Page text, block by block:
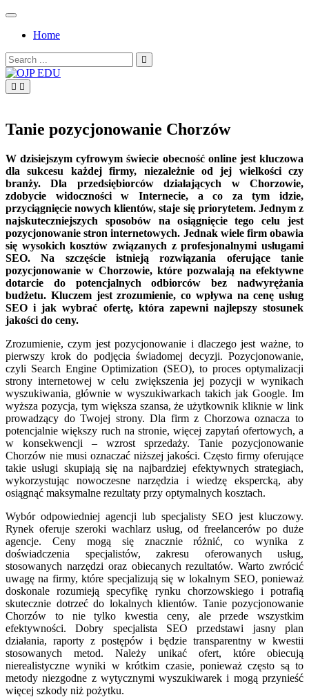
Skip
contentHome
Search
for:
Tanie pozycjonowanie Chorzów
W dzisiejszym cyfrowym świecie obecność online jest kluczowa
dla sukcesu każdej firmy, niezależnie od jej wielkości czy
branży. Dla przedsiębiorców działających w Chorzowie,
zdobycie widoczności w Internecie, a co za tym idzie,
przyciągnięcie nowych klientów, staje się priorytetem. Jednym z
najskuteczniejszych sposobów na osiągnięcie tego celu jest
pozycjonowanie stron internetowych. Jednak wiele firm obawia
się wysokich kosztów związanych z profesjonalnymi usługami
SEO. Na szczęście istnieją rozwiązania oferujące tanie
pozycjonowanie w Chorzowie, które pozwalają na efektywne
dotarcie do potencjalnych odbiorców bez nadwyrężania
budżetu. Kluczem jest zrozumienie, co wpływa na cenę usług
SEO i jak wybrać ofertę, która zapewni najlepszy stosunek
jakości do ceny.
Zrozumienie, czym jest pozycjonowanie i dlaczego jest ważne, to
pierwszy krok do podjęcia świadomej decyzji. Pozycjonowanie,
czyli Search Engine Optimization (SEO), to proces optymalizacji
strony internetowej w celu zwiększenia jej pozycji w wynikach
wyszukiwania, głównie w wyszukiwarkach takich jak Google. Im
wyższa pozycja, tym większa szansa, że użytkownik kliknie w link
prowadzący do Twojej strony. Dla firm z Chorzowa oznacza to
potencjalnie większy ruch na stronie, więcej zapytań ofertowych, a
w konsekwencji – wzrost sprzedaży. Tanie pozycjonowanie
Chorzów nie musi oznaczać niższej jakości. Często firmy oferujące
takie usługi skupiają się na najbardziej efektywnych strategiach,
wykorzystując nowoczesne narzędzia i wiedzę ekspercką, aby
osiągnąć maksymalne rezultaty przy optymalnych kosztach.
Wybór odpowiedniej agencji lub specjalisty SEO jest kluczowy.
Rynek oferuje szeroki wachlarz usług, od freelancerów po duże
agencje. Ceny mogą się znacznie różnić, co wynika z
doświadczenia specjalistów, zakresu oferowanych usług,
stosowanych narzędzi oraz obiecanych rezultatów. Warto zwrócić
uwagę na firmy, które specjalizują się w lokalnym SEO, ponieważ
doskonale rozumieją specyfikę rynku chorzowskiego i potrafią
skutecznie dotrzeć do lokalnych klientów. Tanie pozycjonowanie
Chorzów to nie tylko kwestia ceny, ale przede wszystkim
efektywności. Dobry specjalista SEO przedstawi jasny plan
działania, raporty z postępów i będzie transparentny w kwestii
stosowanych metod. Należy unikać ofert, które obiecują
nierealistyczne wyniki w krótkim czasie, ponieważ często są to
metody niezgodne z wytycznymi wyszukiwarek i mogą przynieść
więcej szkody niż pożytku.